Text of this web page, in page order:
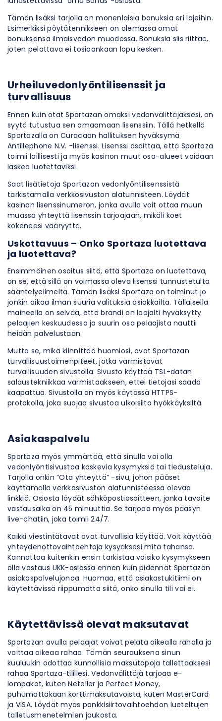
Tämän lisäksi tarjolla on monenlaisia bonuksia eri lajeihin.
Esimerkiksi pöytätennikseen on olemassa omat
bonuksensa ilmaisvedon muodossa. Bonuksia siis riittää,
joten pelattava ei tosiaankaan lopu kesken.
Urheiluvedonlyöntilisenssit ja
turvallisuus
Ennen kuin otat Sportazan omaksi vedonvälittäjäksesi, on
syytä tutustua sen omaamaan lisenssiin. Tällä hetkellä
Sportazalla on Curacaon hallituksen hyväksymä
Antillephone N.V. -lisenssi. Lisenssi osoittaa, että Sportaza
toimii laillisesti ja myös kasinon muut osa-alueet voidaan
laskea luotettaviksi.
Saat lisätietoja Sportazan vedonlyöntilisenssistä
tarkistamalla verkkosivuston alatunnisteen. Löydät
kasinon lisenssinumeron, jonka avulla voit ottaa muun
muassa yhteyttä lisenssin tarjoajaan, mikäli koet
kokeneesi vääryyttä.
Uskottavuus – Onko Sportaza luotettava
ja luotettava?
Ensimmäinen osoitus siitä, että Sportaza on luotettava,
on se, että sillä on voimassa oleva lisenssi tunnustetulta
sääntelyelimeltä. Tämän lisäksi Sportaza on toiminut jo
jonkin aikaa ilman suuria valituksia asiakkailta. Tällaisella
maineella on selvää, että brändi on laajalti hyväksytty
pelaajien keskuudessa ja suurin osa pelaajista nauttii
heidän palvelustaan.
Mutta se, mikä kiinnittää huomiosi, ovat Sportazan
turvallisuustoimenpiteet, jotka varmistavat
turvallisuuden sivustolla. Sivusto käyttää TSL-datan
salaustekniikkaa varmistaakseen, ettei tietojasi saada
kaapattua. Sivustolla on myös käytössä HTTPS-
protokolla, joka suojaa sivustoa ulkoisilta hyökkäyksiltä.
Asiakaspalvelu
Sportaza myös ymmärtää, että sinulla voi olla
vedonlyöntisivustoa koskevia kysymyksiä tai tiedusteluja.
Tarjolla onkin ”Ota yhteyttä” -sivu, johon pääset
käyttämällä verkkosivuston alatunnisteessa olevaa
linkkiä. Osiosta löydät sähköpostiosoitteen, jonka tavoite
vastausaika on 45 minuuttia. Se tarjoaa myös pääsyn
live-chatiin, joka toimii 24/7.
Kaikki viestintätavat ovat turvallisia käyttää. Voit käyttää
yhteydenottovaihtoehtoja kysyäksesi mitä tahansa.
Kannattaa kuitenkin ensin tarkistaa voisiko kysymykseen
olla vastaus UKK-osiossa ennen kuin pidennät Sportazan
asiakaspalvelujonoa. Huomaa, että asiakastukitiimi on
käytettävissä riippumatta siitä, onko sinulla tili vai ei.
Käytettävissä olevat maksutavat
Sportazan avulla pelaajat voivat pelata oikealla rahalla ja
voittaa oikeaa rahaa. Tämän seurauksena sinun
kuuluukin odottaa kunnollisia ​​maksutapoja tallettaaksesi
rahaa Sportaza-tilillesi. Vedonvälittäjä tarjoaa e-
lompakot, kuten Neteller ja Perfect Money,
puhumattakaan korttimaksutavoista, kuten MasterCard
ja VISA. Löydät myös pankkisiirtovaihtoehdon lueteltujen
talletusmenetelmien joukosta.